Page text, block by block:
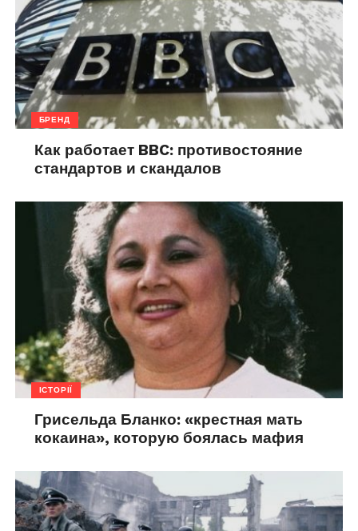
БРЕНД
Как работает BBC: противостояние
стандартов и скандалов
ІСТОРІЇ
Грисельда Бланко: «крестная мать
кокаина», которую боялась мафия